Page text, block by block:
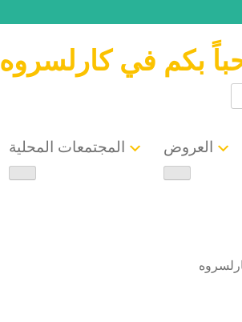
بكم في كارلسروه
المجتمعات المحلية العروض